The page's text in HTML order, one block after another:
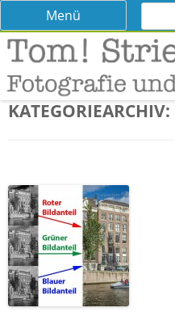
Tom!
Tipps und Tricks und
Menü
Skip
content
KATEGORIEARCHIV: